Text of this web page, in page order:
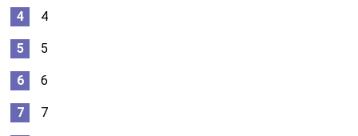
4
5
6
7